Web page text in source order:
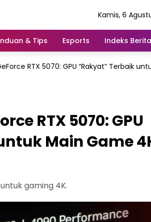
Kamis, 6
& Tips Esports Indeks Berita
RTX 5070: GPU “Rakyat” Terbaik
RTX 5070: GPU
Main Game
gaming 4K.